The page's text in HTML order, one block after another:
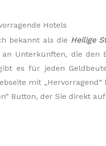
Hotels
bekannt als die Heilige
an Unterkünften, die den
es für jeden
mit
Button, der Sie direkt